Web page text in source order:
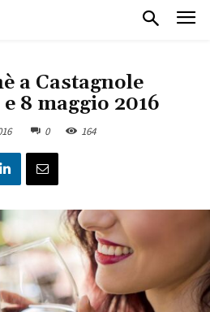
a Castagnole
8 maggio 2016
0 164